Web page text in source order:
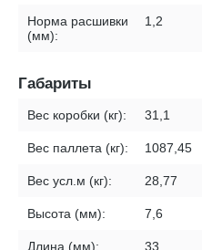
Норма расшивки
(мм):
1,2
Габариты
Вес коробки (кг): 31,1
Вес паллета (кг): 1087,45
Вес усл.м (кг): 28,77
Высота (мм): 7,6
Длина (мм): 33